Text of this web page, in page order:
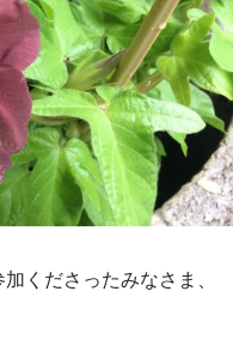
くださったみなさま、